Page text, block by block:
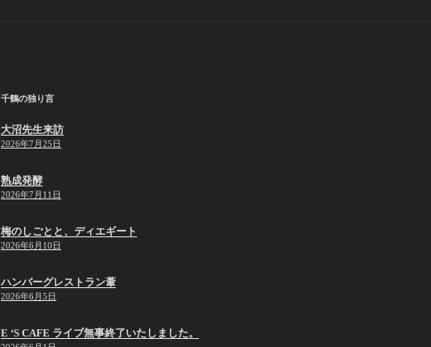
千鶴の独り言
大沼先生来訪
2026年7月25日
熟成発酵
2026年7月11日
梅のしごとと、ディエギート
2026年6月10日
ハンバーグレストラン葦
2026年6月5日
E ‘S CAFE ライブ無事終了いたしました。